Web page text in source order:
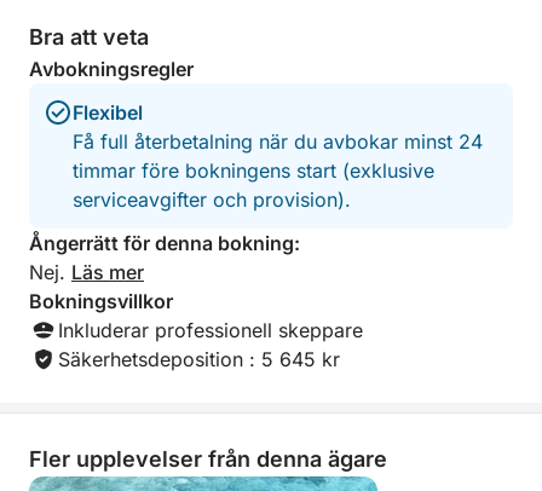
Bra att veta
Avbokningsregler
Flexibel
Få full återbetalning när du avbokar minst 24
timmar före bokningens start (exklusive
serviceavgifter och provision).
Ångerrätt för denna bokning:
Nej. Läs mer
Bokningsvillkor
Inkluderar professionell skeppare
Säkerhetsdeposition : 5 645 kr
Fler upplevelser från denna ägare